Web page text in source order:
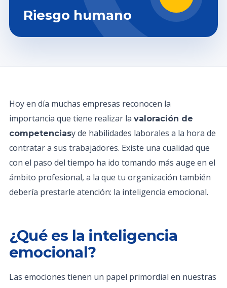
Riesgo humano
Hoy en día muchas empresas reconocen la
importancia que tiene realizar la valoración de
competenciasy de habilidades laborales a la hora de
contratar a sus trabajadores. Existe una cualidad que
con el paso del tiempo ha ido tomando más auge en el
ámbito profesional, a la que tu organización también
debería prestarle atención: la inteligencia emocional.
¿Qué es la inteligencia
emocional?
Las emociones tienen un papel primordial en nuestras